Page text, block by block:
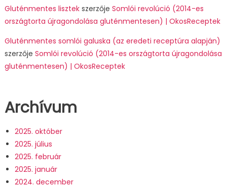
Gluténmentes lisztekszerzője Somlói revolúció (2014-es
országtorta újragondolása gluténmentesen) | OkosReceptek
Gluténmentes somlói galuska (az eredeti receptúra alapján)
szerzője Somlói revolúció (2014-es országtorta újragondolása
gluténmentesen) | OkosReceptek
Archívum
2025. október
2025. július
2025. február
2025. január
2024. december